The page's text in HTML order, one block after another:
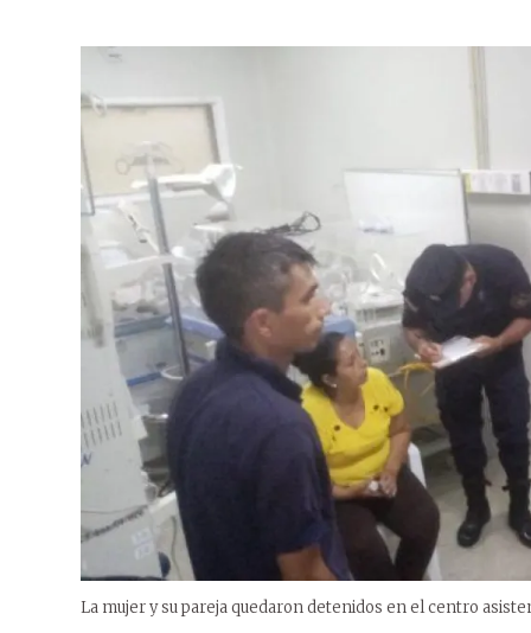
La mujer y su pareja quedaron detenidos en el centro